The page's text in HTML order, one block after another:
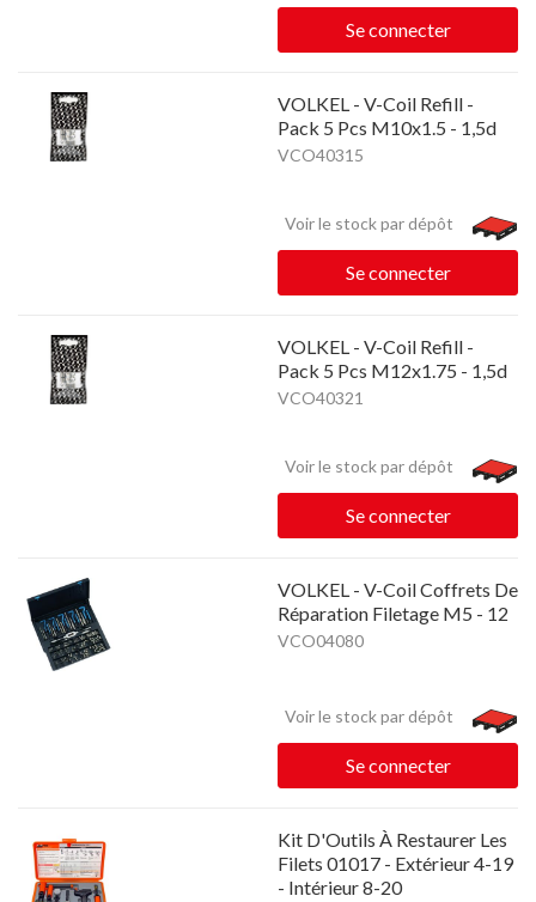
Se connecter
VOLKEL - V-Coil Refill -
Pack 5 Pcs M10x1.5 - 1,5d
VCO40315
Voir le stock par dépôt
Se connecter
VOLKEL - V-Coil Refill -
Pack 5 Pcs M12x1.75 - 1,5d
VCO40321
Voir le stock par dépôt
Se connecter
VOLKEL - V-Coil Coffrets De
Réparation Filetage M5 - 12
VCO04080
Voir le stock par dépôt
Se connecter
Kit D'Outils À Restaurer Les
Filets 01017 - Extérieur 4-19
- Intérieur 8-20